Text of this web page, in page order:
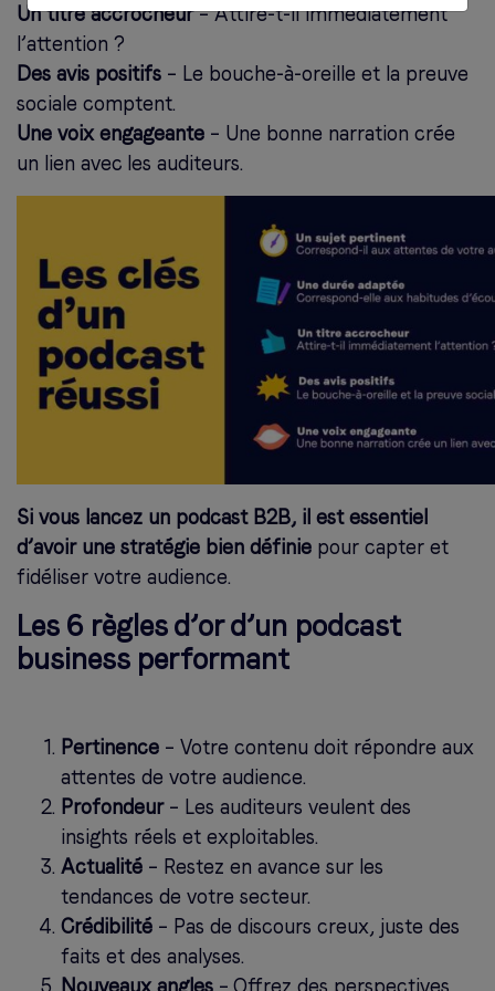
Un titre accrocheur– Attire-t-il immédiatement
l’attention ?
Des avis positifs – Le bouche-à-oreille et la preuve
sociale comptent.
Une voix engageante – Une bonne narration crée
un lien avec les auditeurs.
Si vous lancez un podcast B2B, il est essentiel
d’avoir une stratégie bien définie pour capter et
fidéliser votre audience.
Les 6 règles d’or d’un podcast
business performant
Pertinence – Votre contenu doit répondre aux
attentes de votre audience.
Profondeur– Les auditeurs veulent des
insights réels et exploitables.
Actualité – Restez en avance sur les
tendances de votre secteur.
Crédibilité – Pas de discours creux, juste des
faits et des analyses.